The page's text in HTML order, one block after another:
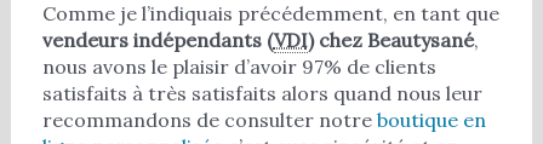
Comme je l’indiquais précédemment, en tant que
vendeurs indépendants (VDI) chez Beautysané,
nous avons le plaisir d’avoir 97% de clients
satisfaits à très satisfaits alors quand nous leur
recommandons de consulter notre boutique en